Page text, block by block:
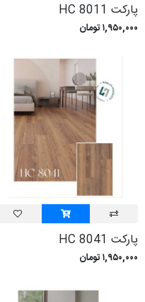
پارکت HC 8011
۱,۹۵۰,۰۰۰ تومان
پارکت HC 8041
۱,۹۵۰,۰۰۰ تومان